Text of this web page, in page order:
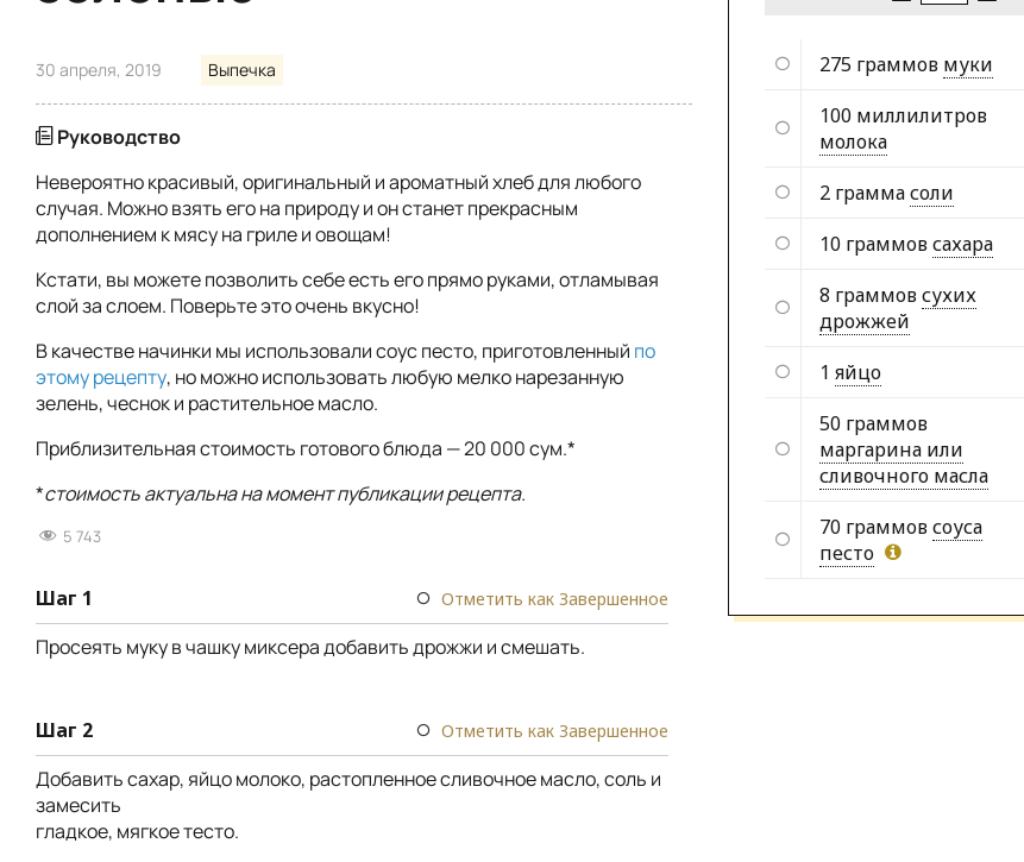
30 апреля, 2019 Выпечка
Руководство
Невероятно красивый, оригинальный и ароматный хлеб для любого
случая. Можно взять его на природу и он станет прекрасным
дополнением к мясу на гриле и овощам!
Кстати, вы можете позволить себе есть его прямо руками, отламывая
слой за слоем. Поверьте это очень вкусно!
В качестве начинки мы использовали соус песто, приготовленный по
этому рецепту, но можно использовать любую мелко нарезанную
зелень, чеснок и растительное масло.
Приблизительная стоимость готового блюда — 20 000 сум.*
*стоимость актуальна на момент публикации рецепта.
5 743
Шаг 1 Отметить как Завершенное
Просеять муку в чашку миксера добавить дрожжи и смешать.
Шаг 2 Отметить как Завершенное
Добавить сахар, яйцо молоко, растопленное сливочное масло, соль и
замесить
гладкое, мягкое тесто.
275 граммов муки
100 миллилитров
молока
2 граммасоли
10 граммовсахара
8 граммовсухих
дрожжей
1 яйцо
50 граммов
маргарина или
сливочного масла
70 граммовсоуса
песто